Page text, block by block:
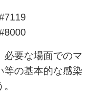
7119
8000
要な場面でのマ
等の基本的な感染